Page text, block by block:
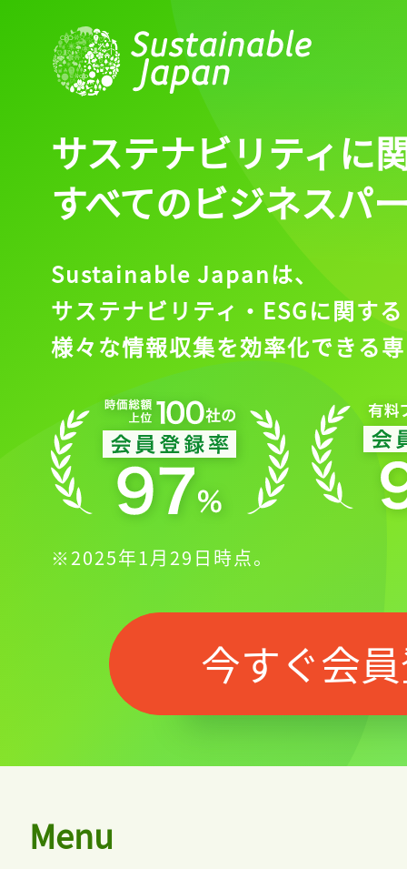
会員登録
サステナビリティに
すべてのビジネスパ
Sustainable Japanは、
サステナビリティ・ESGに関する
様々な情報収集を効率化できる
※2025年1月29日時点。
今すぐ会
Menu